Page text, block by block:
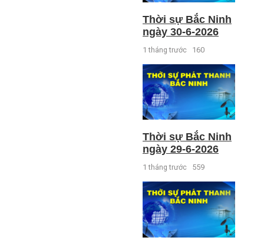
Thời sự Bắc Ninh
ngày 30-6-2026
1 tháng trước 160
Thời sự Bắc Ninh
ngày 29-6-2026
1 tháng trước 559